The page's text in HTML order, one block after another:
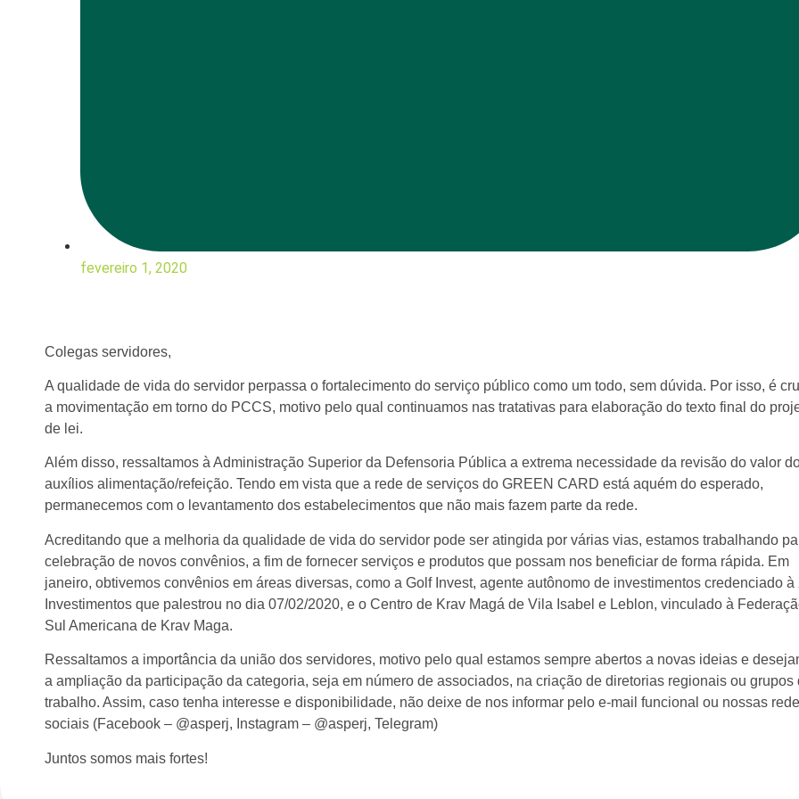
fevereiro 1, 2020
Colegas servidores,
A qualidade de vida do servidor perpassa o fortalecimento do serviço público como um todo, sem dúvida. Por isso, é
a movimentação em torno do PCCS, motivo pelo qual continuamos nas tratativas para elaboração do texto final do
de lei.
Além disso, ressaltamos à Administração Superior da Defensoria Pública a extrema necessidade da revisão do valor
auxílios alimentação/refeição. Tendo em vista que a rede de serviços do GREEN CARD está aquém do esperado,
permanecemos com o levantamento dos estabelecimentos que não mais fazem parte da rede.
Acreditando que a melhoria da qualidade de vida do servidor pode ser atingida por várias vias, estamos trabalhando
celebração de novos convênios, a fim de fornecer serviços e produtos que possam nos beneficiar de forma rápida. Em
janeiro, obtivemos convênios em áreas diversas, como a Golf Invest, agente autônomo de investimentos credenciado à
Investimentos que palestrou no dia 07/02/2020, e o Centro de Krav Magá de Vila Isabel e Leblon, vinculado à
Sul Americana de Krav Maga.
Ressaltamos a importância da união dos servidores, motivo pelo qual estamos sempre abertos a novas ideias e
a ampliação da participação da categoria, seja em número de associados, na criação de diretorias regionais ou grupos
trabalho. Assim, caso tenha interesse e disponibilidade, não deixe de nos informar pelo e-mail funcional ou nossas
sociais (Facebook – @asperj, Instagram – @asperj, Telegram)
Juntos somos mais fortes!